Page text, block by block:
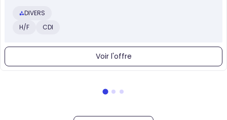
DIVERS
H/F
CDI
Voir l'offre